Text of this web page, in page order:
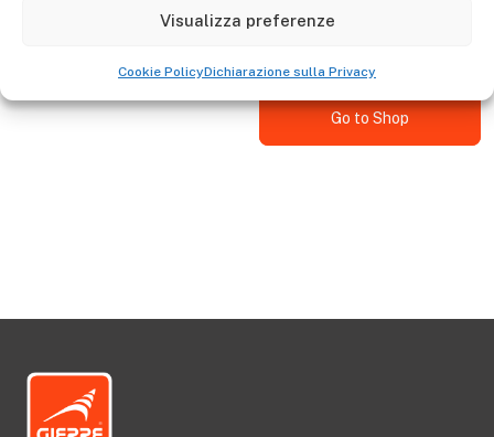
Visualizza preferenze
Cookie PolicyDichiarazione sulla Privacy
La barra stabilizzatrice è adattabile alla Scala GIERRE :
Go to Shop